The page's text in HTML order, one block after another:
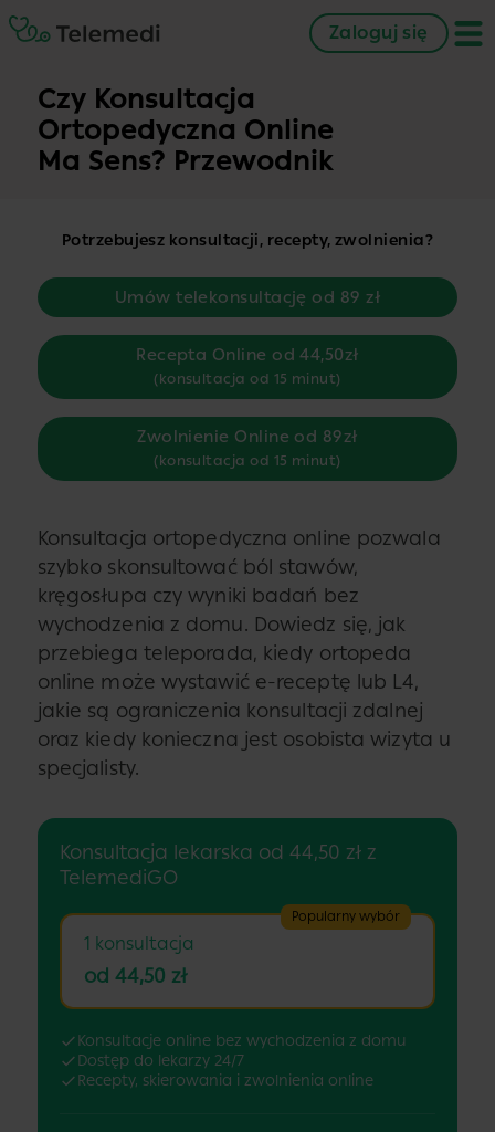
Zaloguj się
Czy Konsultacja
Ortopedyczna Online
Ma Sens? Przewodnik
Potrzebujesz konsultacji, recepty, zwolnienia?
Umów telekonsultację od 89 zł
Recepta Online od 44,50zł
(konsultacja od 15 minut)
Zwolnienie Online od 89zł
(konsultacja od 15 minut)
Konsultacja ortopedyczna online pozwala
szybko skonsultować ból stawów,
kręgosłupa czy wyniki badań bez
wychodzenia z domu. Dowiedz się, jak
przebiega teleporada, kiedy ortopeda
online może wystawić e-receptę lub L4,
jakie są ograniczenia konsultacji zdalnej
oraz kiedy konieczna jest osobista wizyta u
specjalisty.
Konsultacja lekarska od 44,50 zł z
TelemediGO
Popularny wybór
1 konsultacja
od 44,50 zł
Konsultacje online bez wychodzenia z domu
Dostęp do lekarzy 24/7
Recepty, skierowania i zwolnienia online